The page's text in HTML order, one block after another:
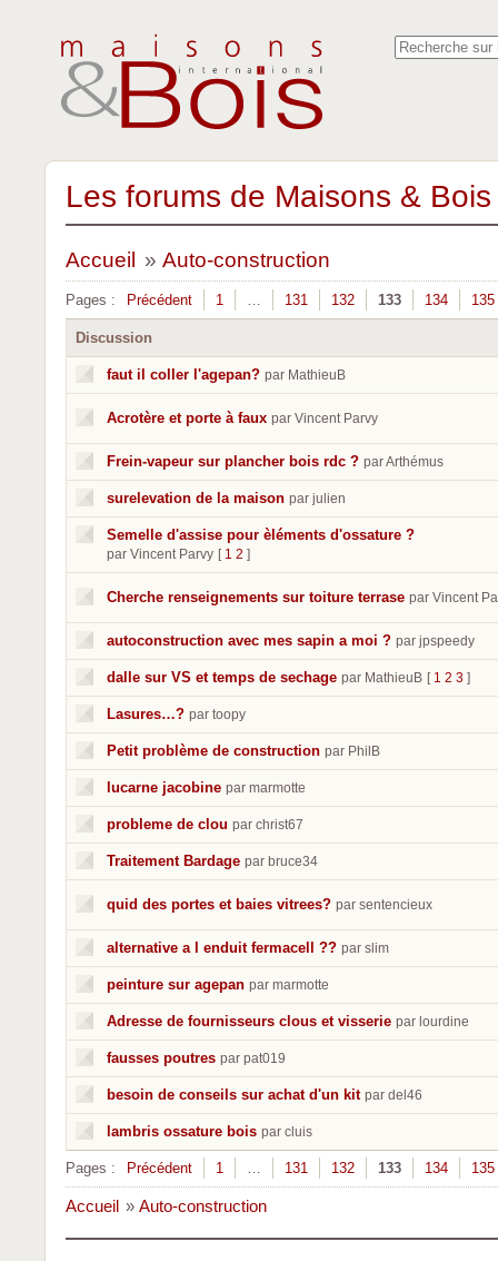
Les forums de Maisons &
Accueil » Auto-construction
Pages : Précédent 1 … 131 132 133 134 135
Discussion
faut il coller l'agepan? par MathieuB
Acrotère et porte à faux par Vincent Parvy
Frein-vapeur sur plancher bois rdc ? par Arthémus
surelevation de la maison par julien
Semelle d'assise pour èléments d'ossature ?
par Vincent Parvy [ 1 2 ]
Cherche renseignements sur toiture terrase par Vincent
autoconstruction avec mes sapin a moi ? par jpspeedy
dalle sur VS et temps de sechage par MathieuB [ 1 2 3 ]
Lasures…? par toopy
Petit problème de construction par PhilB
lucarne jacobine par marmotte
probleme de clou par christ67
Traitement Bardage par bruce34
quid des portes et baies vitrees? par sentencieux
alternative a l enduit fermacell ?? par slim
peinture sur agepan par marmotte
Adresse de fournisseurs clous et visserie par lourdine
fausses poutres par pat019
besoin de conseils sur achat d'un kit par del46
lambris ossature bois par cluis
Pages : Précédent 1 … 131 132 133 134 135
Accueil » Auto-construction